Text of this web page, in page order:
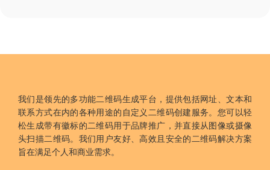
我们是领先的多功能二维码生成平台，提供包括网址、文本和
联系方式在内的各种用途的自定义二维码创建服务。您可以轻
松生成带有徽标的二维码用于品牌推广，并直接从图像或摄像
头扫描二维码。我们用户友好、高效且安全的二维码解决方案
旨在满足个人和商业需求。